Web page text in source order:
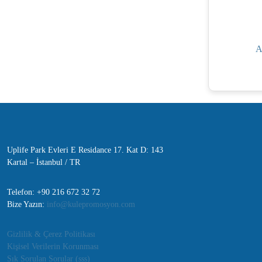
Uplife Park Evleri E Residance 17. Kat D: 143
Kartal – İstanbul / TR
Telefon: +90 216 672 32 72
Bize Yazın: info@kulepromosyon.com
Gizlilik & Çerez Politikası
Kişisel Verilerin Korunması
Sık Sorulan Sorular (sss)